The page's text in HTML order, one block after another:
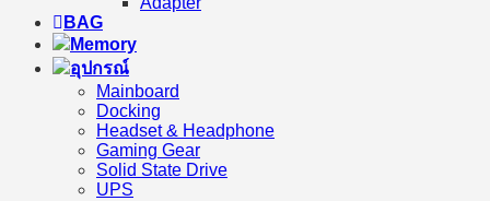
BAG
Memory
อุปกรณ์
Mainboard
Docking
Headset & Headphone
Gaming Gear
Solid State Drive
UPS